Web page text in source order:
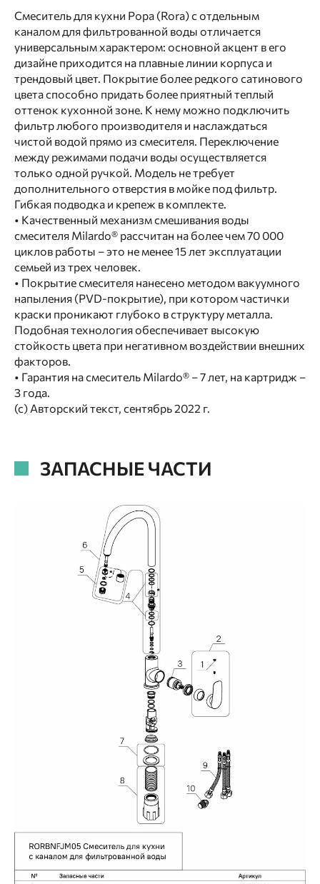
Смеситель для кухни Рора (Rora) с отдельным
каналом для фильтрованной воды отличается
универсальным характером: основной акцент в его
дизайне приходится на плавные линии корпуса и
трендовый цвет. Покрытие более редкого сатинового
цвета способно придать более приятный теплый
оттенок кухонной зоне. К нему можно подключить
фильтр любого производителя и наслаждаться
чистой водой прямо из смесителя. Переключение
между режимами подачи воды осуществляется
только одной ручкой. Модель не требует
дополнительного отверстия в мойке под фильтр.
Гибкая подводка и крепеж в комплекте.
• Качественный механизм смешивания воды
смесителя Milardo® рассчитан на более чем 70 000
циклов работы – это не менее 15 лет эксплуатации
семьей из трех человек.
• Покрытие смесителя нанесено методом вакуумного
напыления (PVD-покрытие), при котором частички
краски проникают глубоко в структуру металла.
Подобная технология обеспечивает высокую
стойкость цвета при негативном воздействии внешних
факторов.
• Гарантия на смеситель Milardo® – 7 лет, на картридж –
3 года.
(с) Авторский текст, сентябрь 2022 г.
ЗАПАСНЫЕ ЧАСТИ